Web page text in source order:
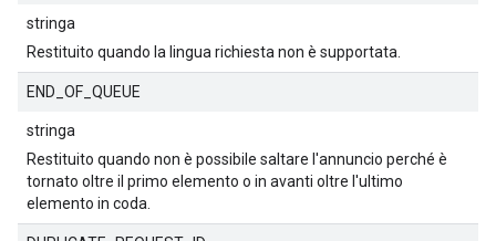
stringa
Restituito quando la lingua richiesta non è supportata.
END_OF_QUEUE
stringa
Restituito quando non è possibile saltare l'annuncio perché è
tornato oltre il primo elemento o in avanti oltre l'ultimo
elemento in coda.